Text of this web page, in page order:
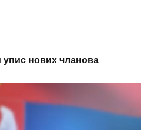
упис нових чланова